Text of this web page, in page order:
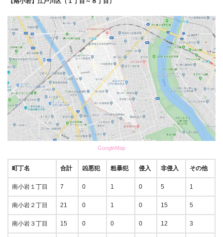
GoogleMap
町丁名 合計 凶悪犯 粗暴犯 侵入 非侵入 その他
南小岩１丁目 7 0 1 0 5 1
南小岩２丁目 21 0 1 0 15 5
南小岩３丁目 15 0 0 0 12 3